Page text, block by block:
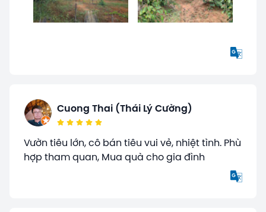
Cuong Thai (Thái Lý Cường)
Vườn tiêu lớn, cô bán tiêu vui vẻ, nhiệt tình. Phù
hợp tham quan, Mua quà cho gia đình